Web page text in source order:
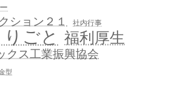
ション２１ 社内行事
ごと 福利厚生
クス工業振興協会
型